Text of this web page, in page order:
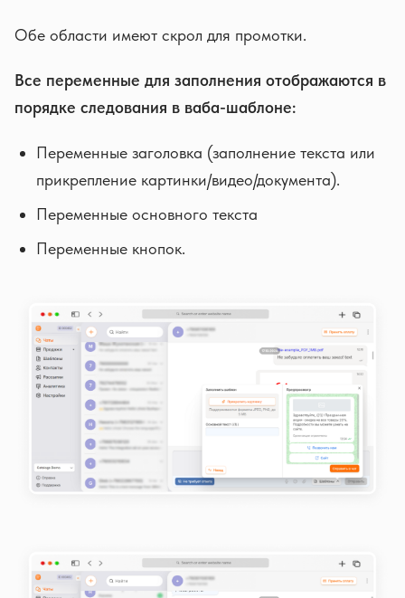
Обе области имеют скрол для промотки.
Все переменные для заполнения отображаются в
порядке следования в ваба-шаблоне:
Переменные заголовка (заполнение текста или
прикрепление картинки/видео/документа).
Переменные основного текста
Переменные кнопок.